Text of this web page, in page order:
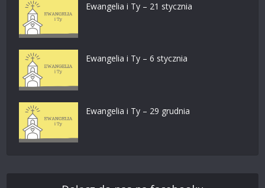
Ewangelia i Ty – 21 stycznia
Ewangelia i Ty – 6 stycznia
Ewangelia i Ty – 29 grudnia